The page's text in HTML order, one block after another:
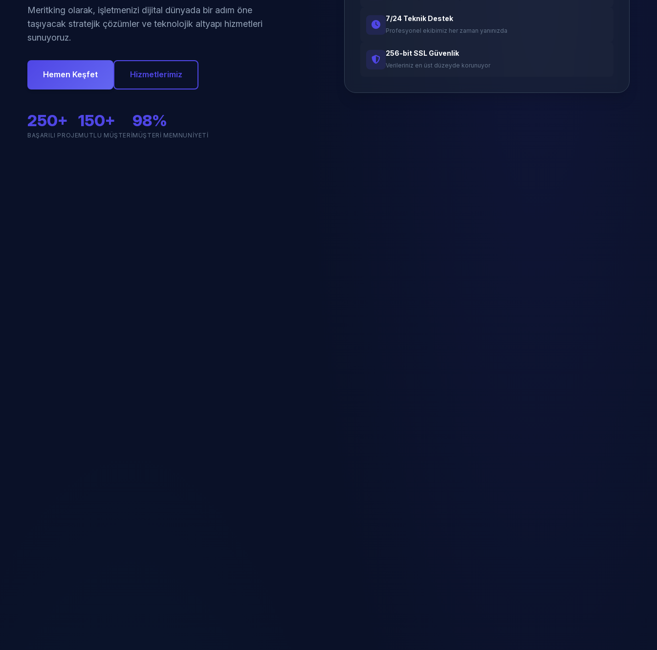
Meritking olarak, işletmenizi dijital dünyada bir adım öne
taşıyacak stratejik çözümler ve teknolojik altyapı hizmetleri
sunuyoruz.
Hemen Keşfet Hizmetlerimiz
250+
BAŞARILI PROJE
150+
MUTLU MÜŞTERI
98%
MÜŞTERI MEMNUNIYETI
7/24 Teknik Destek
Profesyonel ekibimiz her zaman yanınızda
256-bit SSL Güvenlik
Verileriniz en üst düzeyde korunuyor